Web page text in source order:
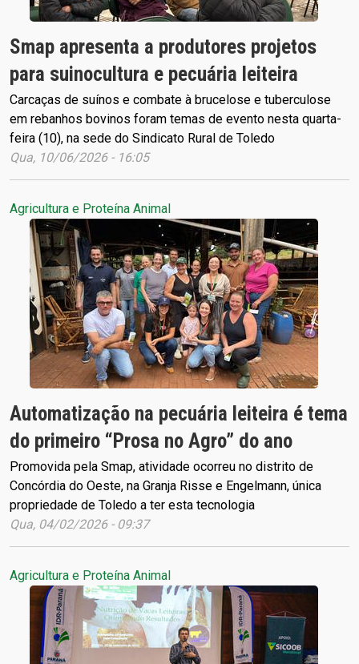
Smap apresenta a produtores projetos
para suinocultura e pecuária leiteira
Carcaças de suínos e combate à brucelose e tuberculose
em rebanhos bovinos foram temas de evento nesta quarta-
feira (10), na sede do Sindicato Rural de Toledo
Qua, 10/06/2026 - 16:05
Agricultura e Proteína Animal
Automatização na pecuária leiteira é tema
do primeiro “Prosa no Agro” do ano
Promovida pela Smap, atividade ocorreu no distrito de
Concórdia do Oeste, na Granja Risse e Engelmann, única
propriedade de Toledo a ter esta tecnologia
Qua, 04/02/2026 - 09:37
Agricultura e Proteína Animal